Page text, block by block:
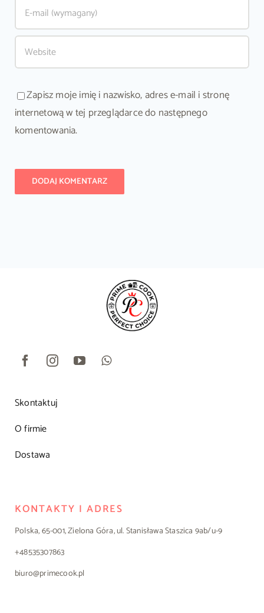
Zapisz moje imię i nazwisko, adres e-mail i stronę
internetową w tej przeglądarce do następnego
komentowania.
Skontaktuj
O firmie
Dostawa
KONTAKTY I ADRES
Polska, 65-001, Zielona Góra, ul. Stanisława Staszica 9ab/u-9
+48535307863
biuro@primecook.pl